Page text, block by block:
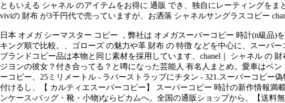
ともいえる シャネル のアイテムをお得に 通販 でき、独自にレーティングをま
viviの 財布 が3千円代で売っていますが、お洒落 シャネルサングラスコピー
日本 オメガ シーマスター コピー ，弊社は オメガスーパーコピー 時計(n級品
キング順で比較。、ゴローズ の魅力や革 財布 の 特徴 などを中心に、スーパ
ブランドコピー品は本物と同じ素材を採用しています、chanel｜ シャネル の
ジヨンの彼女？付き合ってる？と噂になった芸能人 有名人まとめ。愛車はベ
ーコピー、25ミリメートル - ラバーストラップにチタン - 321.スーパーコピー
付けるし、【 カルティエスーパーコピー】 スーパーコピー 時計の新作情報満
ンケース-バッグ・靴・小物)ならビカムへ。全国の通販ショップから、【送料